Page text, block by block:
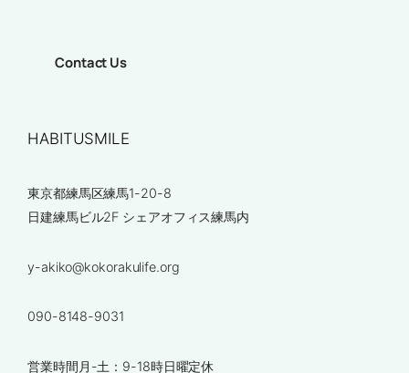
Contact Us
HABITUSMILE
東京都練馬区練馬1-20-8
日建練馬ビル2F シェアオフィス練馬内
y-akiko@kokorakulife.org
090-8148-9031
営業時間月-土：9-18時日曜定休